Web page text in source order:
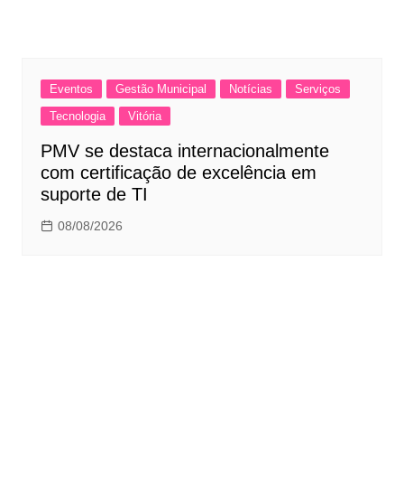
Eventos Gestão Municipal Notícias
Serviços
Tecnologia
Vitória
PMV se destaca internacionalmente
com certificação de excelência em
suporte de TI
08/08/2026